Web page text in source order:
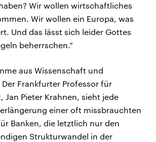
Wir wollen wirtschaftliches
Wir wollen ein Europa, was
Und das lässt sich leider Gottes
beherrschen.“
aus Wissenschaft und
Frankfurter Professor für
Jan Pieter Krahnen, sieht jede
einer oft missbrauchten
Banken, die letztlich nur den
Strukturwandel in der